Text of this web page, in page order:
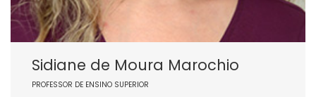
Sidiane de Moura Marochio
PROFESSOR DE ENSINO SUPERIOR